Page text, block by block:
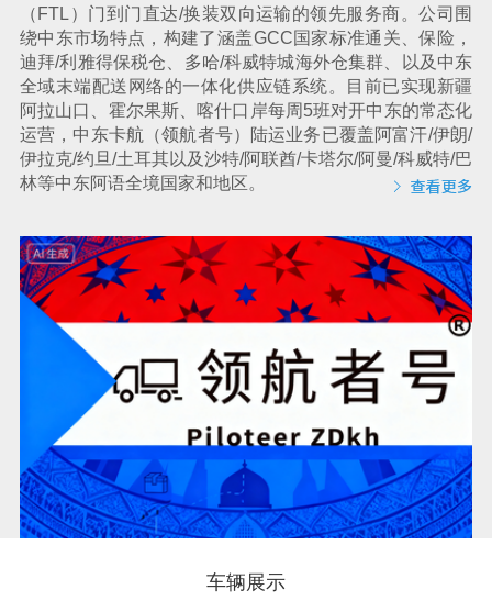
（FTL）门到门 直达/换装双向运输的领先服务商。公司围
绕中东市场特点，构建了涵盖GCC国家标准通关、保险，
迪拜/利雅得保税仓、多哈/科威特城海外仓集群、以及中东
全域末端配送网络的一体化供应链系统。目前已实现新疆
阿拉山口、霍尔果斯、喀什口岸每周5班对开中东的常态化
运营， 中东卡航（领航者号）陆运业务已覆盖阿富汗/伊朗/
伊拉克/约旦/土耳其以及沙特/阿联酋/卡塔尔/阿曼/科威特/巴
林等中东阿语全境国家和地区。
车辆展示